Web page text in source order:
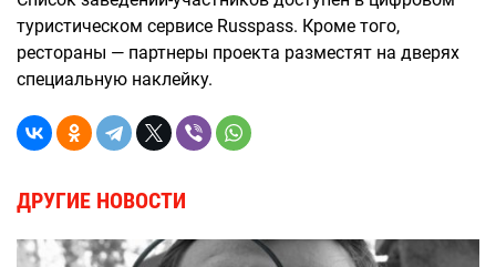
туристическом сервисе Russpass. Кроме того,
рестораны — партнеры проекта разместят на дверях
специальную наклейку.
ДРУГИЕ НОВОСТИ